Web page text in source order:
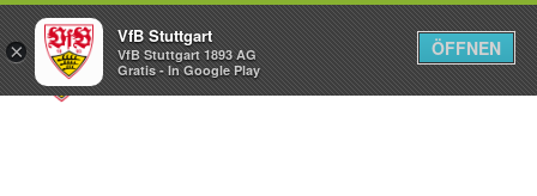
Menü
×
VfB Stuttgart
VfB Stuttgart 1893 AG
Gratis - In Google Play
ÖFFNEN